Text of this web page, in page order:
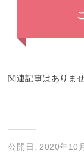
関連記事はありま
公開日: 2020年10